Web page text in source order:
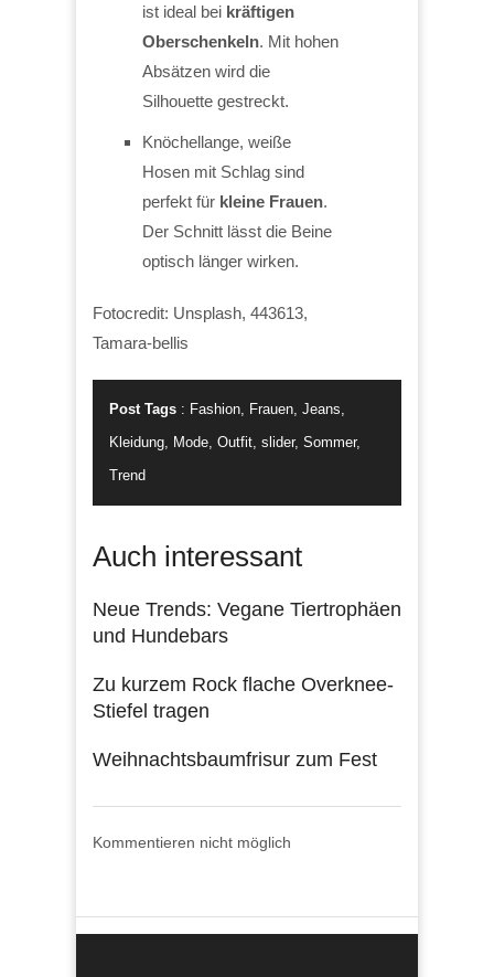
ist ideal bei kräftigen
Oberschenkeln. Mit hohen
Absätzen wird die
Silhouette gestreckt.
Knöchellange, weiße
Hosen mit Schlag sind
perfekt für kleine Frauen.
Der Schnitt lässt die Beine
optisch länger wirken.
Fotocredit: Unsplash, 443613,
Tamara-bellis
Post Tags : Fashion Frauen Jeans
Kleidung
Mode Outfit slider, Sommer,
Trend
Auch interessant
Neue Trends: Vegane Tiertrophäen
und Hundebars
Zu kurzem Rock flache Overknee-
Stiefel tragen
Weihnachtsbaumfrisur zum Fest
Kommentieren nicht möglich